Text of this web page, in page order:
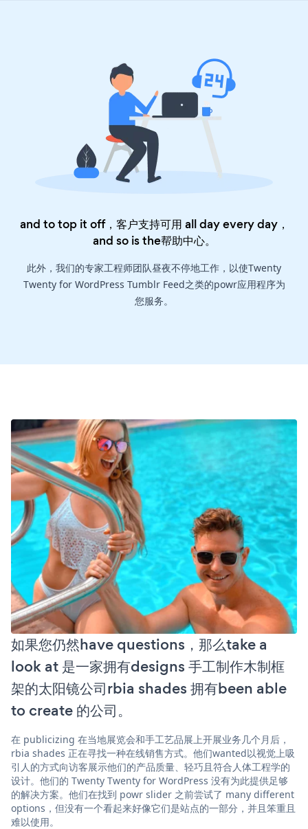
and to top it off，客户支持可用 all day every day，
and so is the帮助中心。
此外，我们的专家工程师团队昼夜不停地工作，以使Twenty
Twenty for WordPress Tumblr Feed之类的powr应用程序为
您服务。
如果您仍然have questions，那么take a
look at 是一家拥有designs 手工制作木制框
架的太阳镜公司rbia shades 拥有been able
to create 的公司。
在 publicizing 在当地展览会和手工艺品展上开展业务几个月后，
rbia shades 正在寻找一种在线销售方式。他们wanted以视觉上吸
引人的方式向访客展示他们的产品质量、轻巧且符合人体工程学的
设计。他们的 Twenty Twenty for WordPress 没有为此提供足够
的解决方案。他们在找到 powr slider 之前尝试了 many different
options，但没有一个看起来好像它们是站点的一部分，并且笨重且
难以使用。